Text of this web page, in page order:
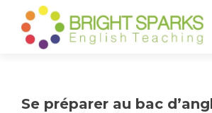
Se préparer au bac